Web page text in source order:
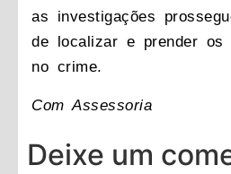
as investigações
de localizar e prender os
no crime.
Com Assessoria
Deixe um